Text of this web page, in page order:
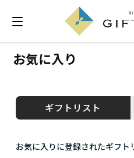
お気に入り
ギフトリスト
お気に入りに登録されたギフト